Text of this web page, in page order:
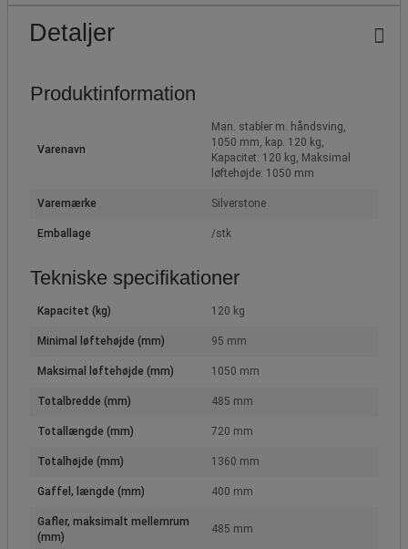
Detaljer
Produktinformation
Varenavn
Man. stabler m. håndsving,
1050 mm, kap. 120 kg,
Kapacitet: 120 kg, Maksimal
løftehøjde: 1050 mm
Varemærke Silverstone
Emballage /stk
Tekniske specifikationer
Kapacitet (kg) 120 kg
Minimal løftehøjde (mm) 95 mm
Maksimal løftehøjde (mm) 1050 mm
Totalbredde (mm) 485 mm
Totallængde (mm) 720 mm
Totalhøjde (mm) 1360 mm
Gaffel, længde (mm) 400 mm
Gafler, maksimalt mellemrum
(mm)
485 mm